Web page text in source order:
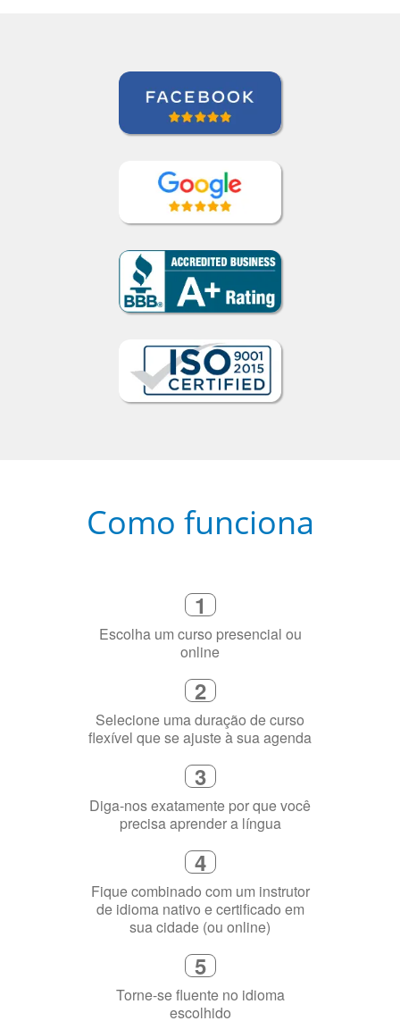
Como funciona
Escolha um curso presencial ou
online
Selecione uma duração de curso
flexível que se ajuste à sua agenda
Diga-nos exatamente por que você
precisa aprender a língua
4
Fique combinado com um instrutor
de idioma nativo e certificado em
sua cidade (ou online)